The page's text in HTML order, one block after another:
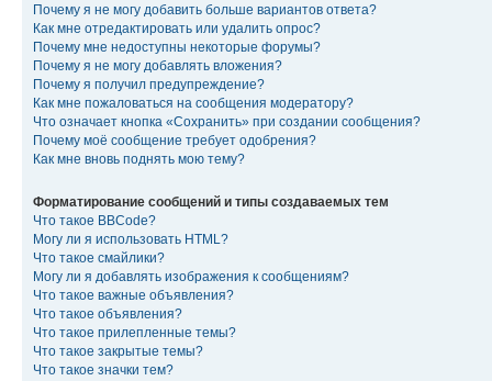
Почему я не могу добавить больше вариантов ответа?
Как мне отредактировать или удалить опрос?
Почему мне недоступны некоторые форумы?
Почему я не могу добавлять вложения?
Почему я получил предупреждение?
Как мне пожаловаться на сообщения модератору?
Что означает кнопка «Сохранить» при создании сообщения?
Почему моё сообщение требует одобрения?
Как мне вновь поднять мою тему?
Форматирование сообщений и типы создаваемых тем
Что такое BBCode?
Могу ли я использовать HTML?
Что такое смайлики?
Могу ли я добавлять изображения к сообщениям?
Что такое важные объявления?
Что такое объявления?
Что такое прилепленные темы?
Что такое закрытые темы?
Что такое значки тем?